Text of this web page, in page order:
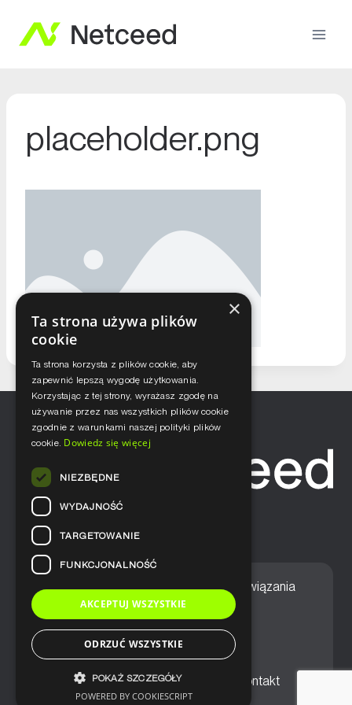
placeholder.png
Home Nasze podejście Rozwiązania
Usługi Aktualności
Ogólne warunki sprzedaży Kontakt
×
Ta strona używa plików
cookie
Ta strona korzysta z plików cookie, aby
zapewnić lepszą wygodę użytkowania.
Korzystając z tej strony, wyrażasz zgodę na
używanie przez nas wszystkich plików cookie
zgodnie z warunkami naszej polityki plików
cookie. Dowiedz się więcej
NIEZBĘDNE
WYDAJNOŚĆ
TARGETOWANIE
FUNKCJONALNOŚĆ
AKCEPTUJ WSZYSTKIE
ODRZUĆ WSZYSTKIE
POKAŻ SZCZEGÓŁY
POWERED BY COOKIESCRIPT